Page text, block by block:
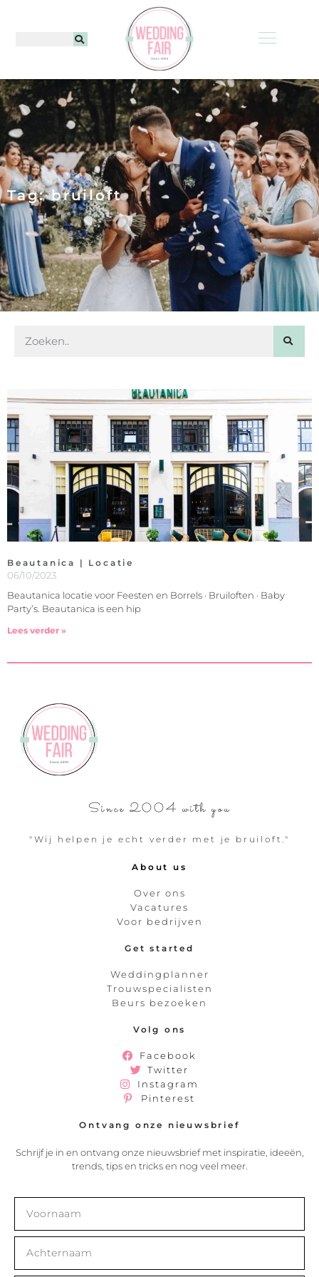
Tag: bruiloft
Beautanica | Locatie
06/10/2023
Beautanica locatie voor Feesten en Borrels · Bruiloften · Baby
Party’s. Beautanica is een hip
Lees verder »
Since 2004 with you
"Wij helpen je echt verder met je bruiloft."
About us
Over ons
Vacatures
Voor bedrijven
Get started
Weddingplanner
Trouwspecialisten
Beurs bezoeken
Volg ons
Facebook
Twitter
Instagram
Pinterest
Ontvang onze nieuwsbrief
Schrijf je in en ontvang onze nieuwsbrief met inspiratie, ideeën,
trends, tips en tricks en nog veel meer.